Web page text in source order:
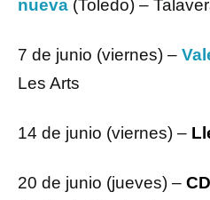
nueva (Toledo) –
7 de junio (viernes) –
Les Arts
14 de junio (viernes) –
20 de junio (jueves) –